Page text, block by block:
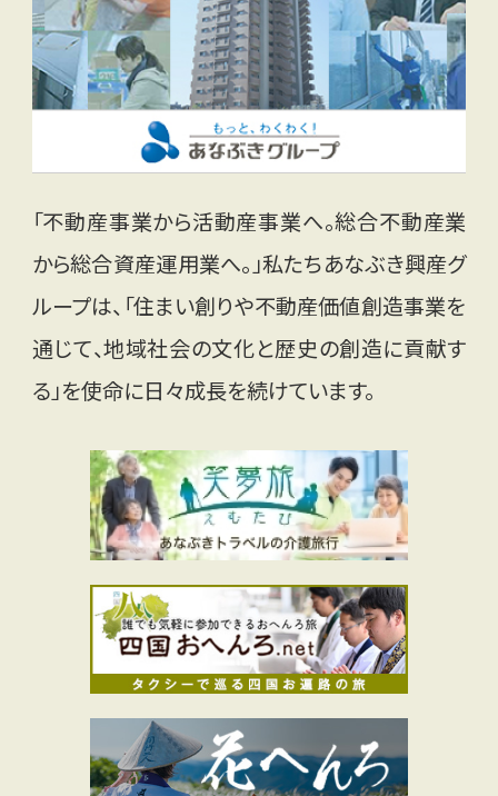
「不動産事業から活動産事業へ。総合不動産業
から総合資産運用業へ。」私たちあなぶき興産グ
ループは、「住まい創りや不動産価値創造事業を
通じて、地域社会の文化と歴史の創造に貢献す
る」を使命に日々成長を続けています。